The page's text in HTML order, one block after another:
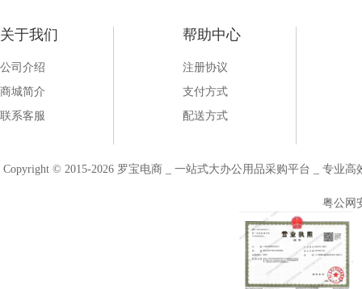
关于我们
公司介绍
商城简介
联系客服
帮助中心
注册协议
支付方式
配送方式
Copyright © 2015-2026 罗宝电商 _ 一站式大办公用品采购平台 _ 专业
粤公网